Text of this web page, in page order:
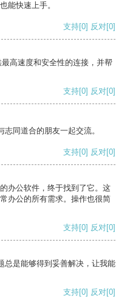
能快速上手。
支持[0] 反对[0]
高速度和安全性的连接，并帮
支持[0] 反对[0]
同道合的朋友一起交流。
支持[0] 反对[0]
办公软件，终于找到了它。这
办公的所有需求。操作也很简
支持[0] 反对[0]
总是能够得到妥善解决，让我能
支持[0] 反对[0]